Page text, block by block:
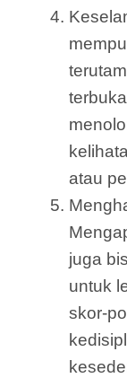
atau
juga
untuk
skor-